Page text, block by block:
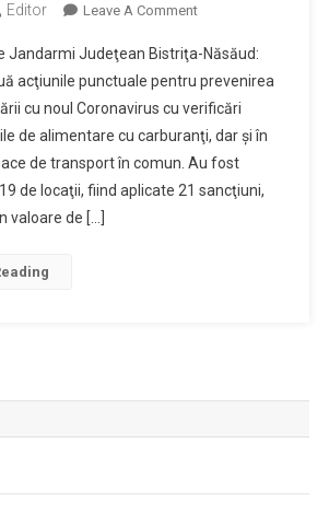
Editor Leave A CommentOn
De
Prevenire
A
Răspândirii
Şi
Limitare
De
Jandarmi Judeţean Bistriţa-Năsăud:
acţiunile punctuale pentru prevenirea
cu noul Coronavirus cu verificări
de alimentare cu carburanţi, dar şi în
de transport în comun. Au fost
de locaţii, fiind aplicate 21 sancţiuni,
valoare de […]